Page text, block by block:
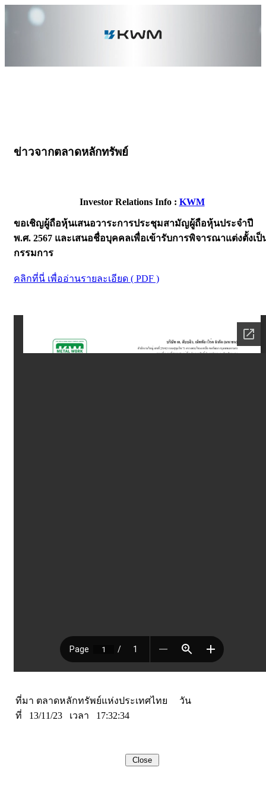
ข่าวจากตลาดหลักทรัพย์
Investor Relations Info : KWM
ขอเชิญผู้ถือหุ้นเสนอวาระการประชุมสามัญผู้ถือหุ้นประจำปี
พ.ศ. 2567 และเสนอชื่อบุคคลเพื่อเข้ารับการพิจารณาแต่งตั้งเป็
กรรมการ
คลิกที่นี่ เพื่ออ่านรายละเอียด ( PDF )
ที่มา ตลาดหลักทรัพย์แห่งประเทศไทย วัน
ที่ 13/11/23 เวลา 17:32:34